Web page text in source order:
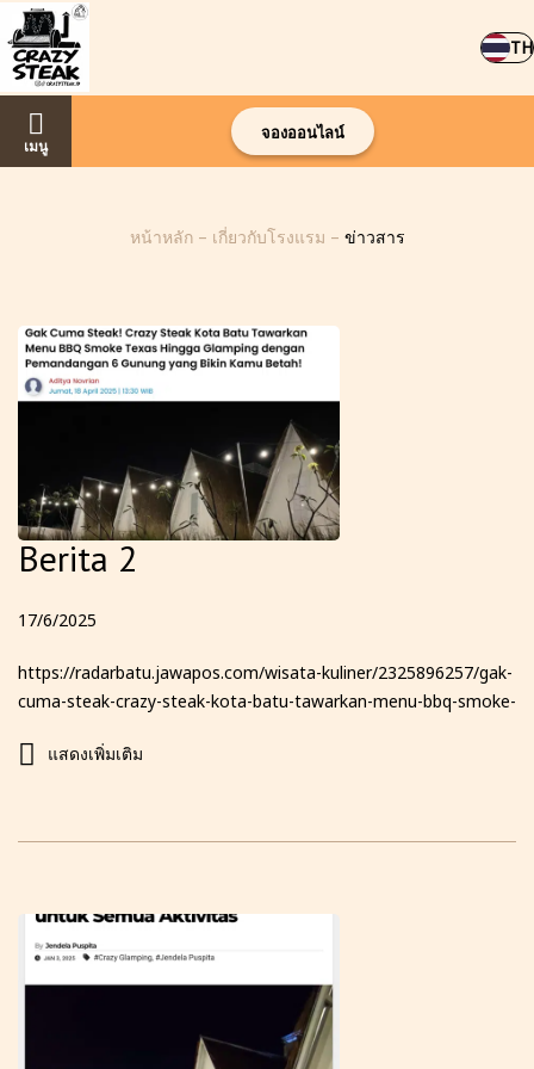
TH
เมนู
จองออนไลน์
หน้าหลัก – เกี่ยวกับโรงแรม – ข่าวสาร
Berita 2
17/6/2025
https://radarbatu.jawapos.com/wisata-kuliner/2325896257/gak-
cuma-steak-crazy-steak-kota-batu-tawarkan-menu-bbq-smoke-
bikin-kamu-betah
แสดงเพิ่มเติม